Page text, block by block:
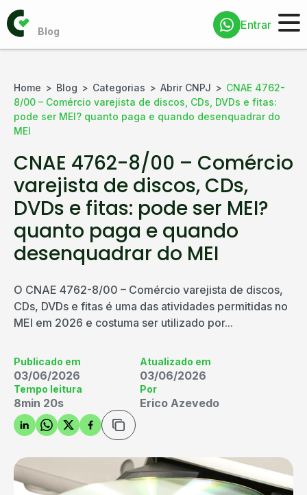
Entrar
Home Blog Categorias Abrir CNPJ
CNAE 4762-
8/00 – Comércio varejista de discos, CDs, DVDs e fitas:
pode ser MEI? quanto paga e quando desenquadrar do
MEI
CNAE 4762-8/00 – Comércio
varejista de discos, CDs,
DVDs e fitas: pode ser MEI?
quanto paga e quando
desenquadrar do MEI
O CNAE 4762-8/00 – Comércio varejista de discos,
CDs, DVDs e fitas é uma das atividades permitidas no
MEI em 2026 e costuma ser utilizado por...
Publicado em
03/06/2026
Atualizado em
03/06/2026
Tempo leitura
8min 20s
Por
Erico Azevedo